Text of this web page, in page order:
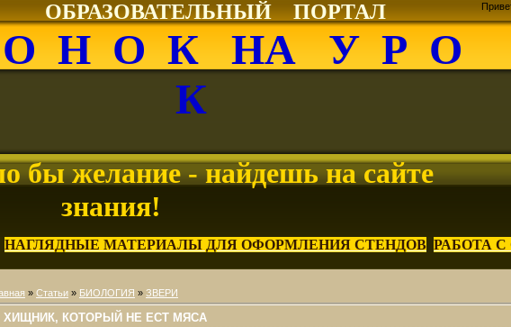
ОБРАЗОВАТЕЛЬНЫЙ ПОРТАЛ
О Н О К НА У Р О
К
бы желание - найдешь на сайте
знания!
НАГЛЯДНЫЕ МАТЕРИАЛЫ ДЛЯ ОФОРМЛЕНИЯ СТЕНДОВ РАБОТА
» Статьи » БИОЛОГИЯ » ЗВЕРИ
ХИЩНИК, КОТОРЫЙ НЕ ЕСТ МЯСА